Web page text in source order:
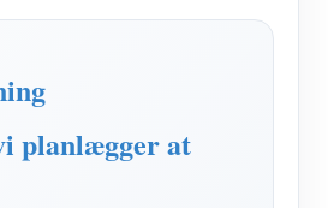
Cloud Pro
Simulator
planlægger at